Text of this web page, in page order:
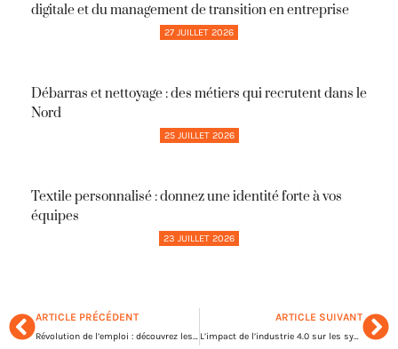
digitale et du management de transition en entreprise
27 JUILLET 2026
Débarras et nettoyage : des métiers qui recrutent dans le
Nord
25 JUILLET 2026
Textile personnalisé : donnez une identité forte à vos
équipes
23 JUILLET 2026
ARTICLE PRÉCÉDENT
Révolution de l’emploi : découvrez les tendances qui bousculent les entreprises
ARTICLE SUIVANT
L’impact de l’industrie 4.0 sur les systèmes de convoyeurs alimentaires : vers des usines intelligentes